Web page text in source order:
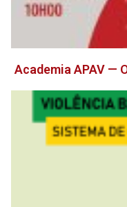
Academia APAV —